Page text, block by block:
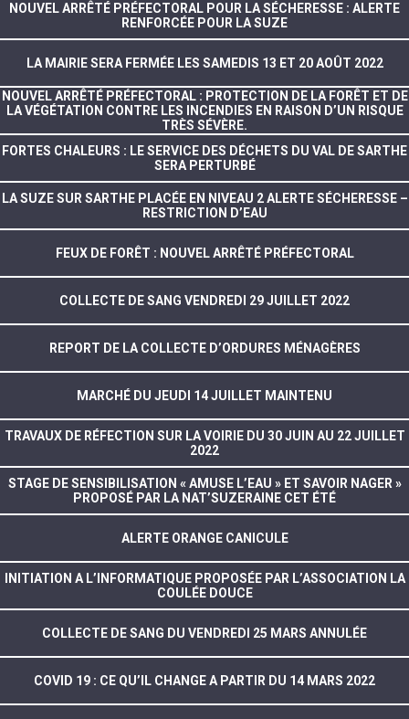
NOUVEL ARRÊTÉ PRÉFECTORAL POUR LA SÉCHERESSE : ALERTE
RENFORCÉE POUR LA SUZE
LA MAIRIE SERA FERMÉE LES SAMEDIS 13 ET 20 AOÛT 2022
NOUVEL ARRÊTÉ PRÉFECTORAL : PROTECTION DE LA FORÊT ET DE
LA VÉGÉTATION CONTRE LES INCENDIES EN RAISON D’UN RISQUE
TRÈS SÉVÈRE.
FORTES CHALEURS : LE SERVICE DES DÉCHETS DU VAL DE SARTHE
SERA PERTURBÉ
LA SUZE SUR SARTHE PLACÉE EN NIVEAU 2 ALERTE SÉCHERESSE –
RESTRICTION D’EAU
FEUX DE FORÊT : NOUVEL ARRÊTÉ PRÉFECTORAL
COLLECTE DE SANG VENDREDI 29 JUILLET 2022
REPORT DE LA COLLECTE D’ORDURES MÉNAGÈRES
MARCHÉ DU JEUDI 14 JUILLET MAINTENU
TRAVAUX DE RÉFECTION SUR LA VOIRIE DU 30 JUIN AU 22 JUILLET
2022
STAGE DE SENSIBILISATION « AMUSE L’EAU » ET SAVOIR NAGER »
PROPOSÉ PAR LA NAT’SUZERAINE CET ÉTÉ
ALERTE ORANGE CANICULE
INITIATION A L’INFORMATIQUE PROPOSÉE PAR L’ASSOCIATION LA
COULÉE DOUCE
COLLECTE DE SANG DU VENDREDI 25 MARS ANNULÉE
COVID 19 : CE QU’IL CHANGE A PARTIR DU 14 MARS 2022